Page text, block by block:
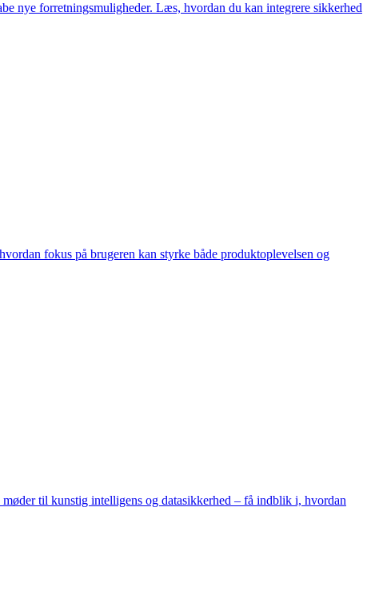
nye forretningsmuligheder. Læs, hvordan du kan integrere sikkerhed
fokus på brugeren kan styrke både produktoplevelsen og
til kunstig intelligens og datasikkerhed – få indblik i, hvordan